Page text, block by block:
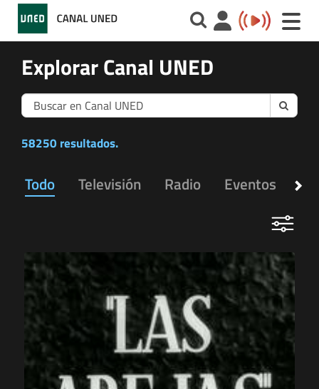
Toggle
Explorar Canal UNED
Buscar
58250 resultados.
Todo Televisión Radio Eventos